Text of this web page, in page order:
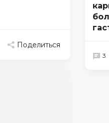
Поделиться
3